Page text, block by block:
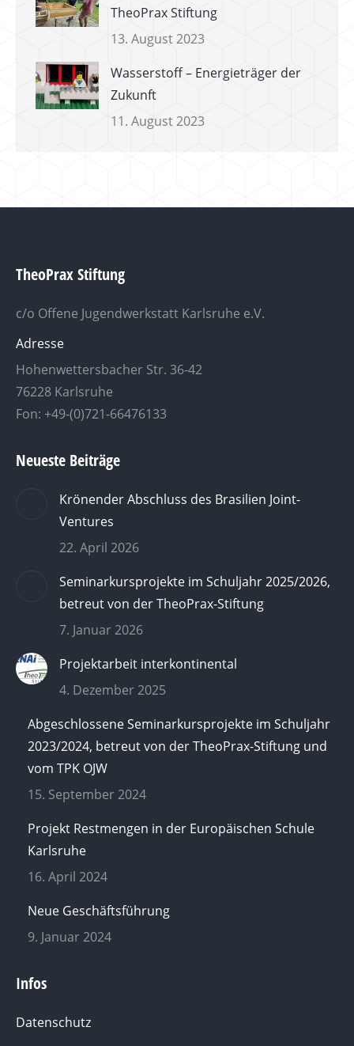
TheoPrax Stiftung
13. August 2023
Wasserstoff – Energieträger der
Zukunft
11. August 2023
TheoPrax Stiftung
c/o Offene Jugendwerkstatt Karlsruhe e.V.
Adresse
Hohenwettersbacher Str. 36-42
76228 Karlsruhe
Fon: +49-(0)721-66476133
Neueste Beiträge
Krönender Abschluss des Brasilien Joint-
Ventures
22. April 2026
Seminarkursprojekte im Schuljahr 2025/2026,
betreut von der TheoPrax-Stiftung
7. Januar 2026
Projektarbeit interkontinental
4. Dezember 2025
Abgeschlossene Seminarkursprojekte im Schuljahr
2023/2024, betreut von der TheoPrax-Stiftung und
vom TPK OJW
15. September 2024
Projekt Restmengen in der Europäischen Schule
Karlsruhe
16. April 2024
Neue Geschäftsführung
9. Januar 2024
Infos
Datenschutz